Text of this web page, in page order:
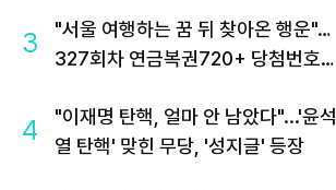
3
"서울 여행하는 꿈 뒤 찾아온 행운"…
327회차 연금복권720+ 당첨번호조
4
"이재명 탄핵, 얼마 안 남았다"...'윤석
열 탄핵' 맞힌 무당, '성지글' 등장